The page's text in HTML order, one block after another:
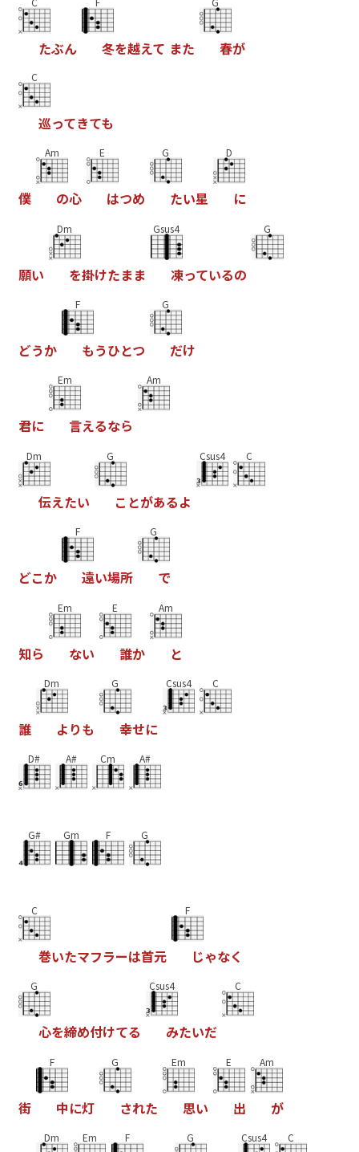
たぶん 冬を越えて また 春が
C
巡ってきても
僕
Am
の心
E
はつめ
G
たい星
D
に
願い
Dm
を掛けたまま
Gsus4
凍っているの
G
どうか
F
もうひとつ
G
だけ
君に
Em
言えるなら
Am
Dm
伝えたい
G
こ とがあるよ
Csus4 C
どこか
F
遠い場所
G
で
知ら
Em
ない
E
誰か
Am
と
誰
Dm
よ りも
G
幸せに
Csus4 C
D# A# Cm A#
G# Gm F G
C
巻いたマフラーは首元
F
じゃなく
G
心を締め付けてる
Csus4
みたいだ
C
街
F
中に灯
G
された
Em
思い
E
出
Am
が
Dm Em F G Csus4 C